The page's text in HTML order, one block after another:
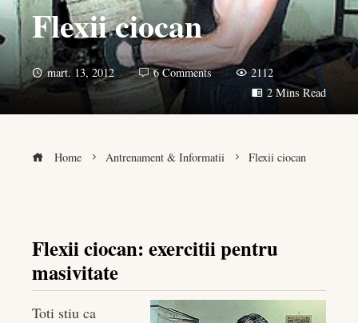
Flexii ciocan
mart. 13, 2012 6 Comments
2112
2 Mins Read
Home Antrenament & Informatii Flexii ciocan
Flexii ciocan: exercitii pentru
masivitate
Toti stiu ca